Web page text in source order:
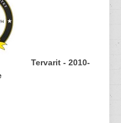
Tervarit - 2010-